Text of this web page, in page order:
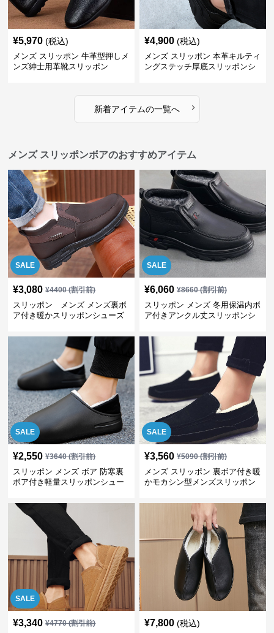
¥5,970 (税込)
メンズ スリッポン 牛革型押しメ
ンズ紳士用革靴スリッポン
¥4,900 (税込)
メンズ スリッポン 本革キルティ
ングステッチ厚底スリッポンシ
新着アイテムの一覧へ ›
メンズ スリッポンボアのおすすめアイテム
SALE
¥3,080 ¥4400(割引前)
スリッポン メンズ メンズ裏ボ
ア付き暖かスリッポンシューズ
SALE
¥6,060 ¥8660(割引前)
スリッポン メンズ 冬用保温内ボ
ア付きアンクル丈スリッポンシ
SALE
¥2,550 ¥3640(割引前)
スリッポン メンズ ボア 防寒裏
ボア付き軽量スリッポンシュー
SALE
¥3,560 ¥5090(割引前)
メンズ スリッポン 裏ボア付き暖
かモカシン型メンズスリッポン
SALE
¥3,340 ¥4770(割引前) ¥7,800 (税込)